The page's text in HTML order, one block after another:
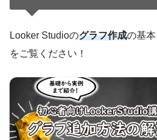
Looker Studioのグラフ作成の基
をご覧ください！